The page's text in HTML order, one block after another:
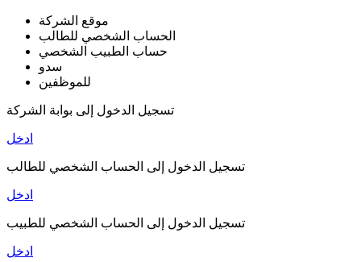
موقع الشركة
الحساب الشخصي للطالب
حساب الطبيب الشخصي
سدو
للموظفين
تسجيل الدخول إلى بوابة الشركة
ادخل
تسجيل الدخول إلى الحساب الشخصي للطالب
ادخل
تسجيل الدخول إلى الحساب الشخصي للطبيب
ادخل